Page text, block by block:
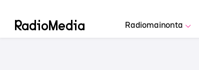
Radiomainonta